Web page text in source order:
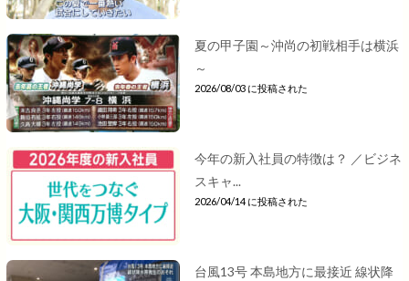
夏の甲子園～沖尚の初戦相手は横浜
～
2026/08/03 に投稿された
今年の新入社員の特徴は？ ／ビジネ
スキャ...
2026/04/14 に投稿された
台風13号 本島地方に最接近 線状降